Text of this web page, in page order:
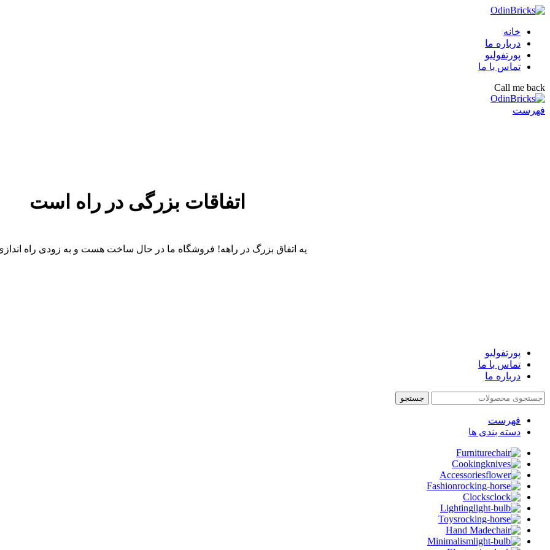
خانه
درباره ما
پورتفولیو
تماس با ما
Call me back
فهرست
اتفاقات بزرگی در راه است
یه اتفاق بزرگ در راهه! فروشگاه ما در حال ساخت هست و به زودی راه
پورتفولیو
تماس با ما
درباره ما
جستجو
فهرست
دسته بندی ها
Furniture
Cooking
Accessories
Fashion
Clocks
Lighting
Toys
Hand Made
Minimalism